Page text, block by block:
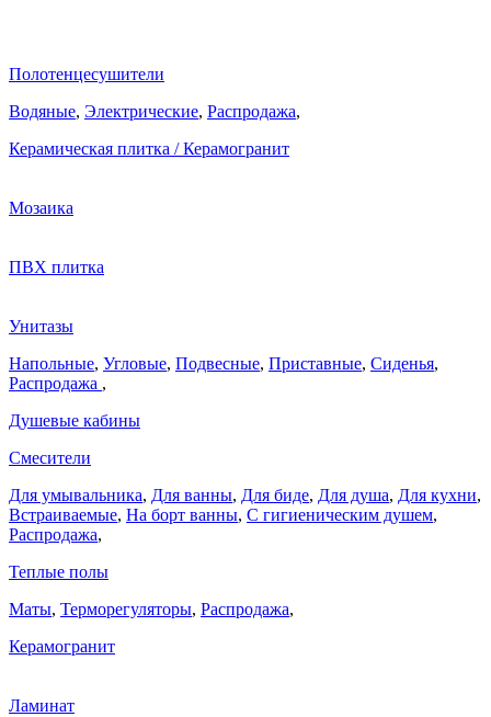
Полотенцесушители
Водяные, Электрические, Распродажа,
Керамическая плитка / Керамогранит
Мозаика
ПВХ плитка
Унитазы
Напольные, Угловые, Подвесные, Приставные, Сиденья,
Распродажа ,
Душевые кабины
Смесители
Для умывальника, Для ванны, Для биде, Для душа, Для кухни,
Встраиваемые, На борт ванны, C гигиеническим душем,
Распродажа,
Теплые полы
Маты, Терморегуляторы, Распродажа,
Керамогранит
Ламинат